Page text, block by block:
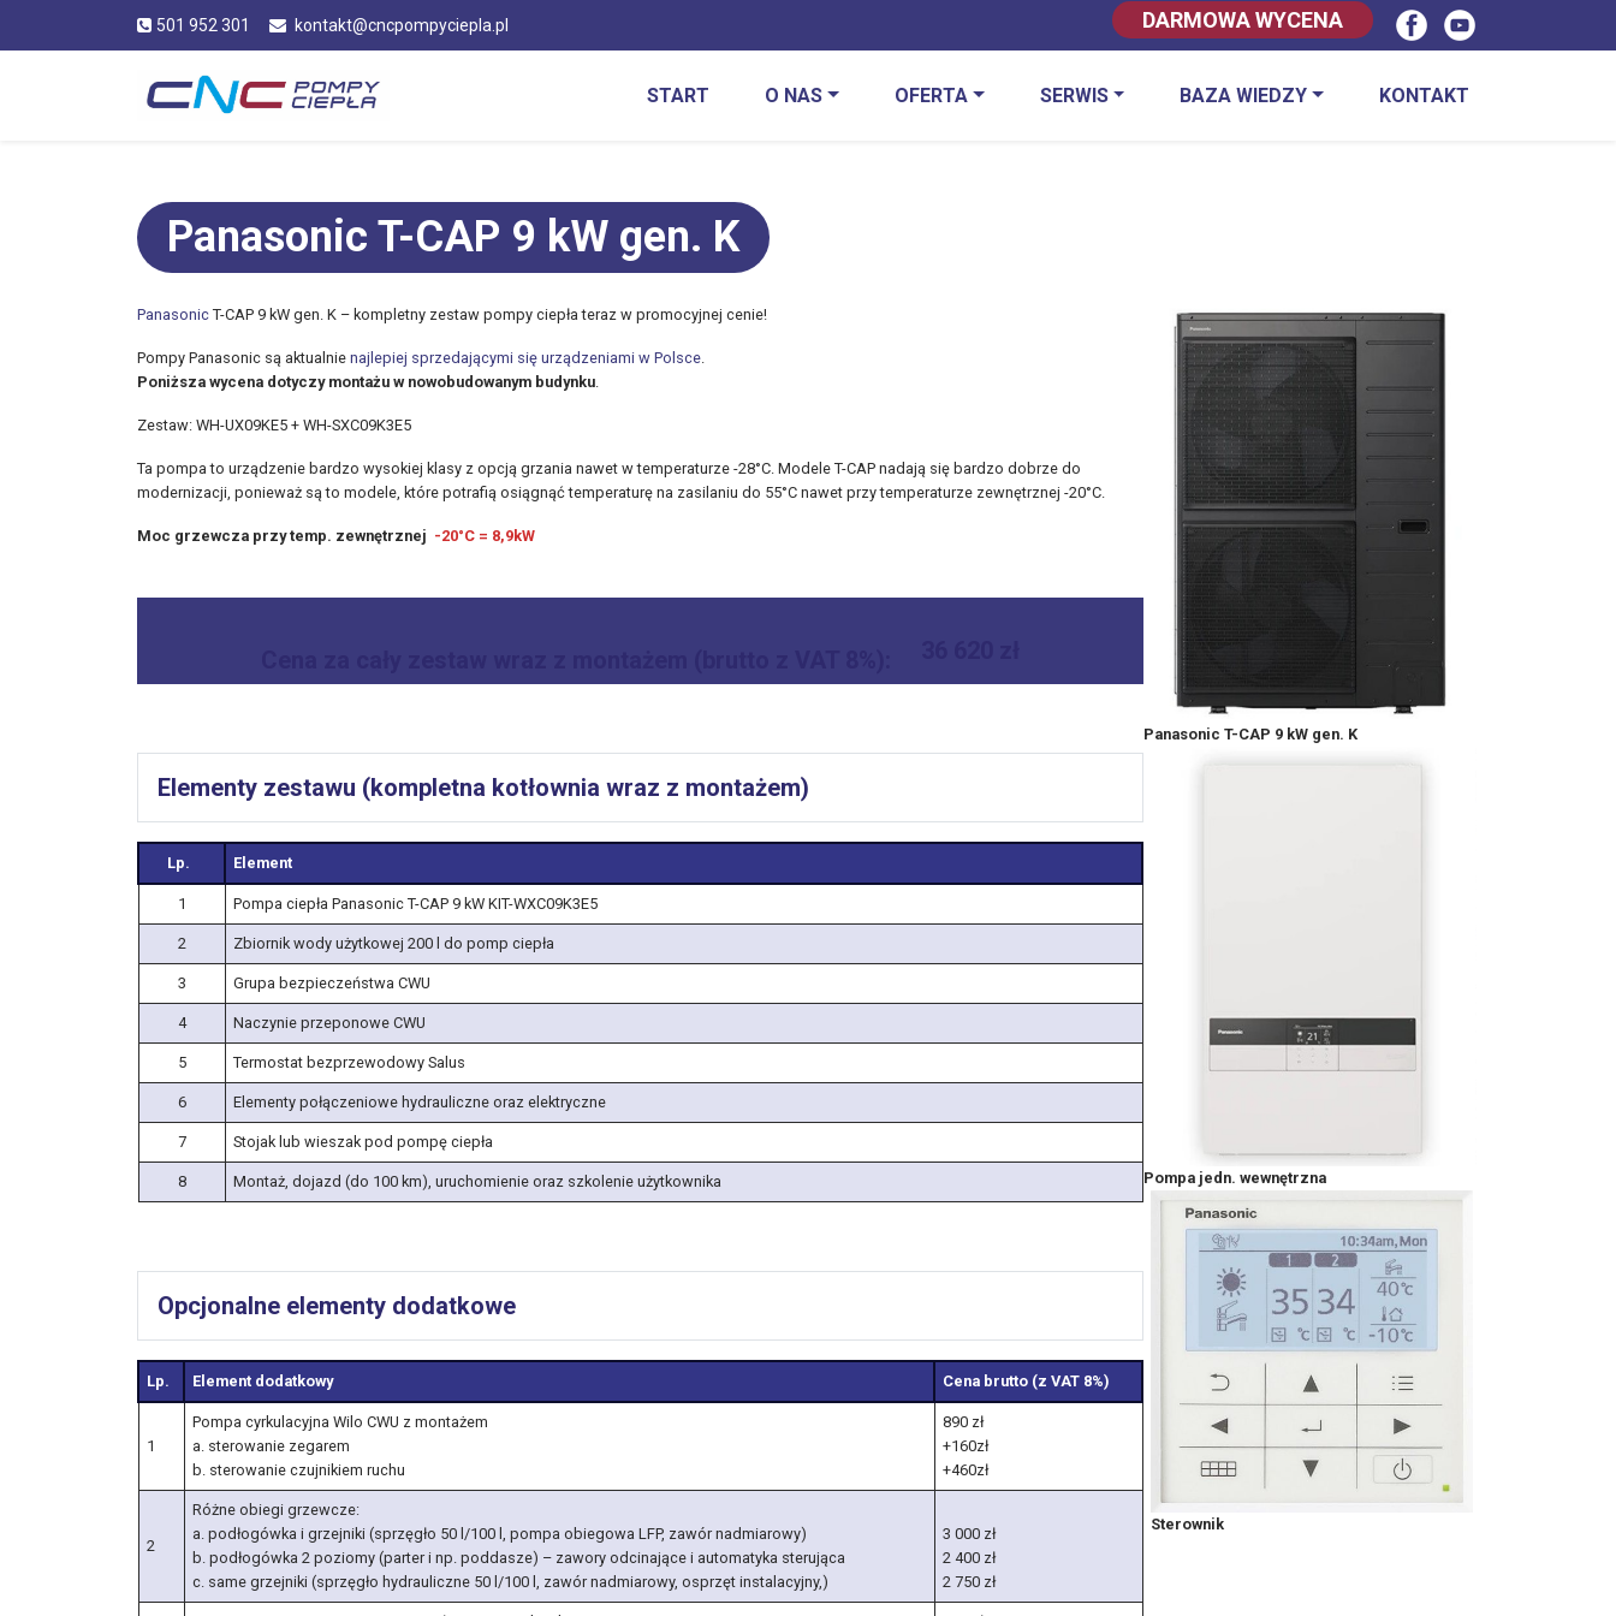
501 952 301 kontakt@cncpompyciepla.pl DARMOWA WYCENA
START O NAS OFERTA SERWIS BAZA WIEDZY KONTAKT
Panasonic T-CAP 9 kW gen. K
Panasonic T-CAP 9 kW gen. K – kompletny zestaw pompy ciepła teraz w promocyjnej cenie!
Pompy Panasonic są aktualnie najlepiej sprzedającymi się urządzeniami w Polsce.
Poniższa wycena dotyczy montażu w nowobudowanym budynku.
Zestaw: WH-UX09KE5 + WH-SXC09K3E5
Ta pompa to urządzenie bardzo wysokiej klasy z opcją grzania nawet w temperaturze -28°C. Modele T-CAP nadają się bardzo dobrze do
modernizacji, ponieważ są to modele, które potrafią osiągnąć temperaturę na zasilaniu do 55°C nawet przy temperaturze zewnętrznej -20°C.
Moc grzewcza przy temp. zewnętrznej -20°C = 8,9kW
Elementy zestawu (kompletna kotłownia wraz z montażem)
Lp. Element
1 Pompa ciepła Panasonic T-CAP 9 kW KIT-WXC09K3E5
2 Zbiornik wody użytkowej 200 l do pomp ciepła
3 Grupa bezpieczeństwa CWU
4 Naczynie przeponowe CWU
5 Termostat bezprzewodowy Salus
6 Elementy połączeniowe hydrauliczne oraz elektryczne
7 Stojak lub wieszak pod pompę ciepła
8 Montaż, dojazd (do 100 km), uruchomienie oraz szkolenie użytkownika
Opcjonalne elementy dodatkowe
Lp. Element dodatkowy Cena brutto (z VAT 8%)
1
Pompa cyrkulacyjna Wilo CWU z montażem
a. sterowanie zegarem
b. sterowanie czujnikiem ruchu
890 zł
+160zł
+460zł
2
Różne obiegi grzewcze:
a. podłogówka i grzejniki (sprzęgło 50 l/100 l, pompa obiegowa LFP, zawór nadmiarowy)
b. podłogówka 2 poziomy (parter i np. poddasze) – zawory odcinające i automatyka sterująca
c. same grzejniki (sprzęgło hydrauliczne 50 l/100 l, zawór nadmiarowy, osprzęt instalacyjny,)
3 000 zł
2 400 zł
2 750 zł
Panasonic T-CAP 9 kW gen. K
Pompa jedn. wewnętrzna
Sterownik